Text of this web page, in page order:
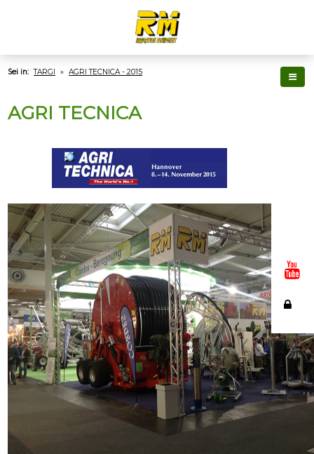
Sei in: TARGI » AGRI TECNICA - 2015
AGRI TECNICA